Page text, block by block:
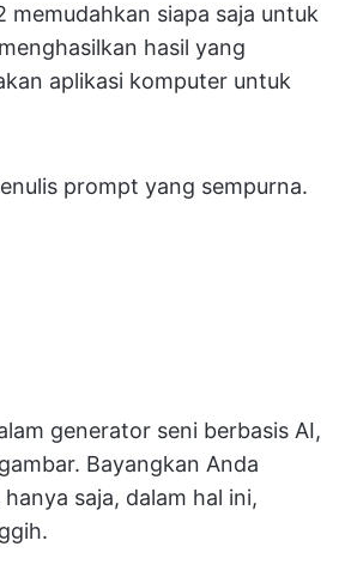
memudahkan siapa saja untuk
hasil yang
aplikasi komputer untuk
prompt yang sempurna.
generator seni berbasis AI,
Bayangkan Anda
saja, dalam hal ini,